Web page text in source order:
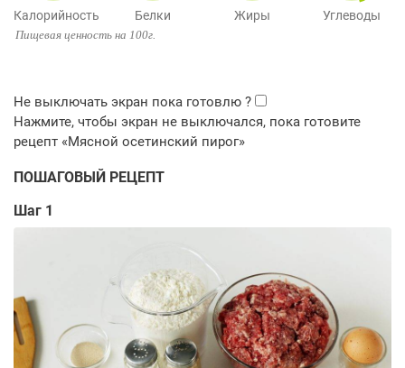
Калорийность Белки Жиры Углеводы
Пищевая ценность на 100г.
ПОШАГОВЫЙ РЕЦЕПТ
Шаг 1